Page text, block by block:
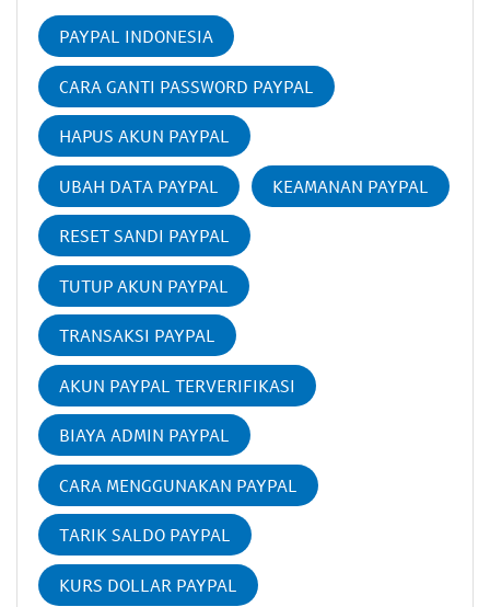
PAYPAL INDONESIA
CARA GANTI PASSWORD PAYPAL
HAPUS AKUN PAYPAL
UBAH DATA PAYPAL KEAMANAN PAYPAL
RESET SANDI PAYPAL
TUTUP AKUN PAYPAL
TRANSAKSI PAYPAL
AKUN PAYPAL TERVERIFIKASI
BIAYA ADMIN PAYPAL
CARA MENGGUNAKAN PAYPAL
TARIK SALDO PAYPAL
KURS DOLLAR PAYPAL